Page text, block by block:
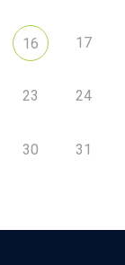
16 17
23 24
30 31